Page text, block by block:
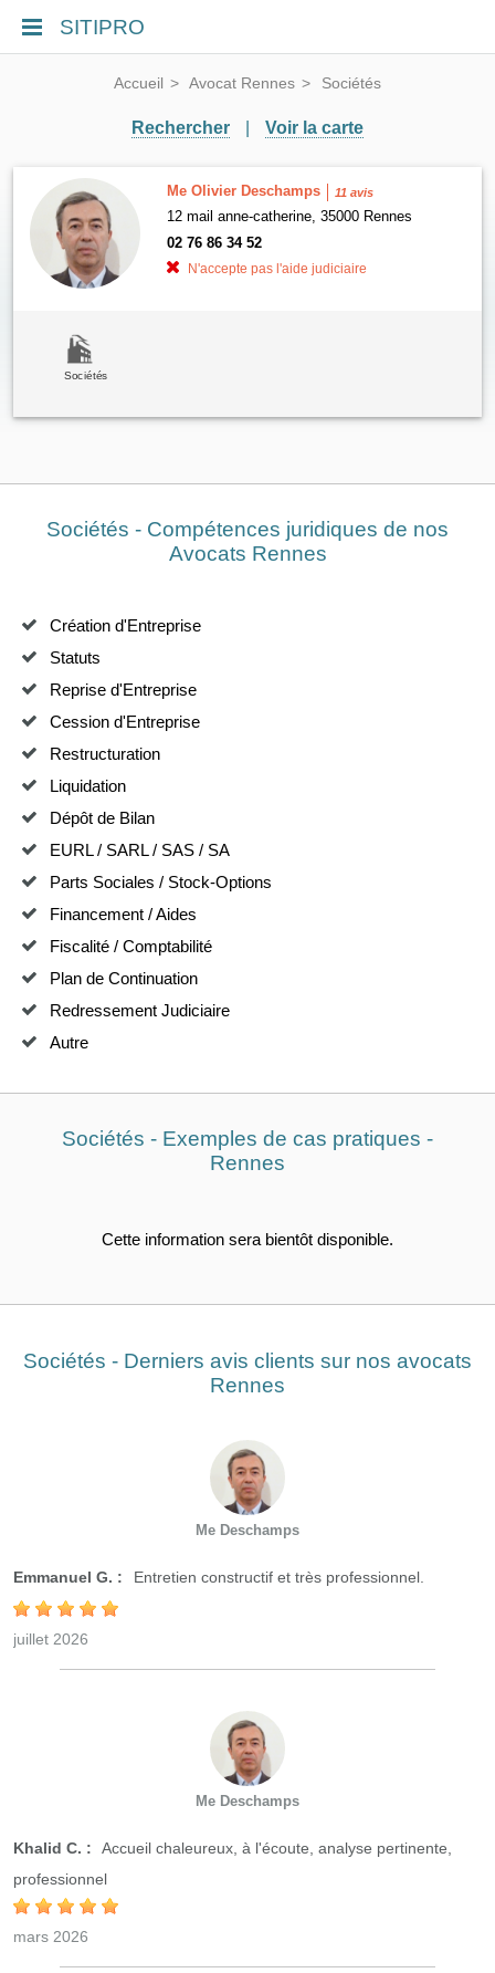
SITIPRO
Accueil Avocat Rennes Sociétés
Rechercher Voir la carte
Me Olivier Deschamps 11 avis
12 mail anne-catherine, 35000 Rennes
02 76 86 34 52
N'accepte pas l'aide judiciaire
Sociétés
Sociétés - Compétences juridiques de nos
Avocats Rennes
Création d'Entreprise
Statuts
Reprise d'Entreprise
Cession d'Entreprise
Restructuration
Liquidation
Dépôt de Bilan
EURL / SARL / SAS / SA
Parts Sociales / Stock-Options
Financement / Aides
Fiscalité / Comptabilité
Plan de Continuation
Redressement Judiciaire
Autre
Sociétés - Exemples de cas pratiques -
Rennes
Cette information sera bientôt disponible.
Sociétés - Derniers avis clients sur nos avocats
Rennes
Me Deschamps
Emmanuel G. : Entretien constructif et très professionnel.
juillet 2026
Me Deschamps
Khalid C. :
Accueil chaleureux, à l'écoute, analyse pertinente,
professionnel
mars 2026